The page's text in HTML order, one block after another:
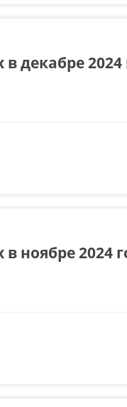
декабре 2024
ноябре 2024